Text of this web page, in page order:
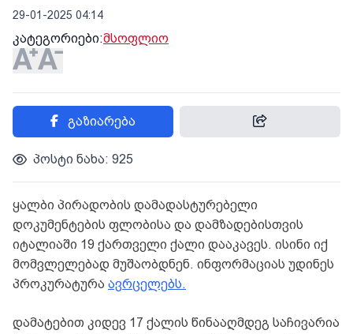
29-01-2025 04:14
კატეგორიები:მსოფლიო
გაზიარება
პოსტი ნახა: 925
ყალბი პირადობის დამადასტურებელი
დოკუმენტების ფლობისა და დამზადებისთვის
იტალიაში 19 ქართველი ქალი დააკავეს. ისინი იქ
მომვლელებად მუშაობდნენ. ინფორმაციას უდინეს
პროკურატურა ავრცელებს.
დამატებით კიდევ 17 ქალის წინააღმდეგ საჩივარია